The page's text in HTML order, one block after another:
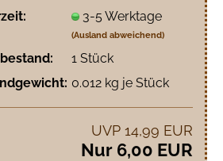
3-5 Werktage
(Ausland abweichend)
1Stück
0.012 kg je Stück
UVP 14,99 EUR
Nur 6,00 EUR